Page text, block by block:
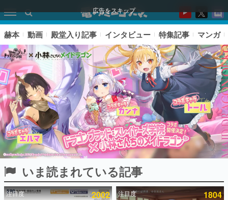
広告をスキップ
ピックアップ
赫本 動画 殿堂入り記事 インタビュー 特集記事 マンガ
いま読まれている記事
注目度 2002 注目度 1804